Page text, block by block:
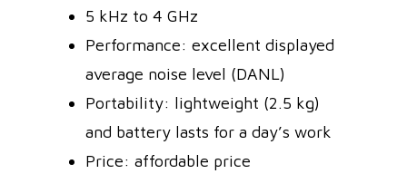
5 kHz to 4 GHz
Performance: excellent displayed
average noise level (DANL)
Portability: lightweight (2.5 kg)
and battery lasts for a day’s work
Price: affordable price